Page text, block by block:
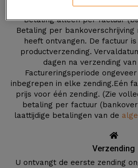
Betaling
Betaling alleen per factuur
Betaling per
heeft ontvangen. De factuur
productverzending.
dagen na verzending
Factureringsperiode
inbegrepen in elke zending.Eén
prijs voor één zending. (Zie
betaling per factuur
laattijdige betalingen van de
Verzending
U ontvangt de eerste zending